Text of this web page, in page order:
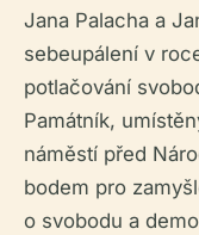
Jana Palacha a
sebeupálení v
potlačování
Památník,
náměstí před
bodem pro
o svobodu a